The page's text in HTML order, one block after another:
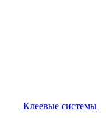
Клеевые системы